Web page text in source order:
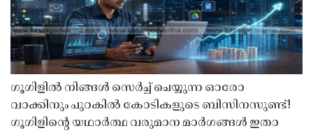
ഗൂഗിളിൽ നിങ്ങൾ സെർച്ച് ചെയ്യുന്ന ഓരോ
വാക്കിനും പുറകിൽ കോടികളുടെ ബിസിനസുണ്ട്!
ഗൂഗിളിന്റെ യഥാർത്ഥ വരുമാന മാർഗങ്ങൾ ഇതാ